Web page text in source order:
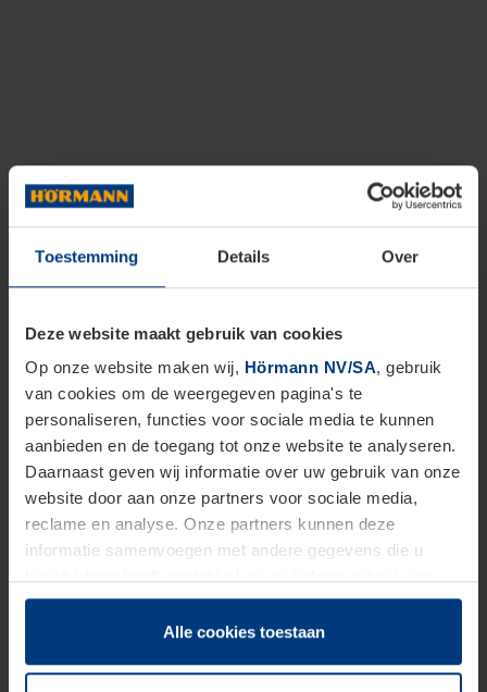
Toestemming Details Over
Deze website maakt gebruik van cookies
Op onze website maken wij, Hörmann NV/SA, gebruik
van cookies om de weergegeven pagina's te
personaliseren, functies voor sociale media te kunnen
aanbieden en de toegang tot onze website te analyseren.
Daarnaast geven wij informatie over uw gebruik van onze
website door aan onze partners voor sociale media,
reclame en analyse. Onze partners kunnen deze
informatie samenvoegen met andere gegevens die u
hun diensten hebben verzameld.
Juridisch hebben wij het recht om cookies op uw
van deze pagina's absoluut vereist is. Voor alle andere
Alle cookies toestaan